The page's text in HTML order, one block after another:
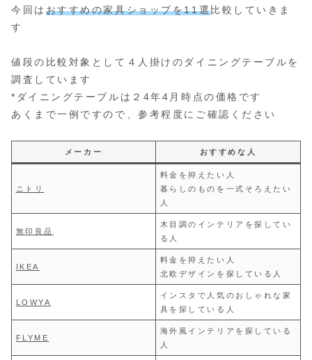
今回は おすすめの家具ショップを11選比較していきま
す
値段の比較対象として４人掛けのダイニングテーブルを
調査しています
*ダイニングテーブルは２4年4月時点の価格です
あくまで一例ですので、参考程度にご確認ください
メーカー おすすめな人
ニトリ
料金を抑えたい人
暮らしのものを一式そろえたい
人
無印良品
木目調のインテリアを探してい
る人
IKEA
料金を抑えたい人
北欧デザインを探している人
LOWYA
インスタで人気のおしゃれな家
具を探している人
FLYME
海外風インテリアを探している
人